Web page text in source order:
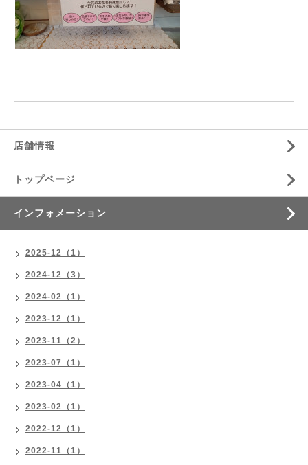
店舗情報
トップページ
インフォメーション
2025-12（1）
2024-12（3）
2024-02（1）
2023-12（1）
2023-11（2）
2023-07（1）
2023-04（1）
2023-02（1）
2022-12（1）
2022-11（1）